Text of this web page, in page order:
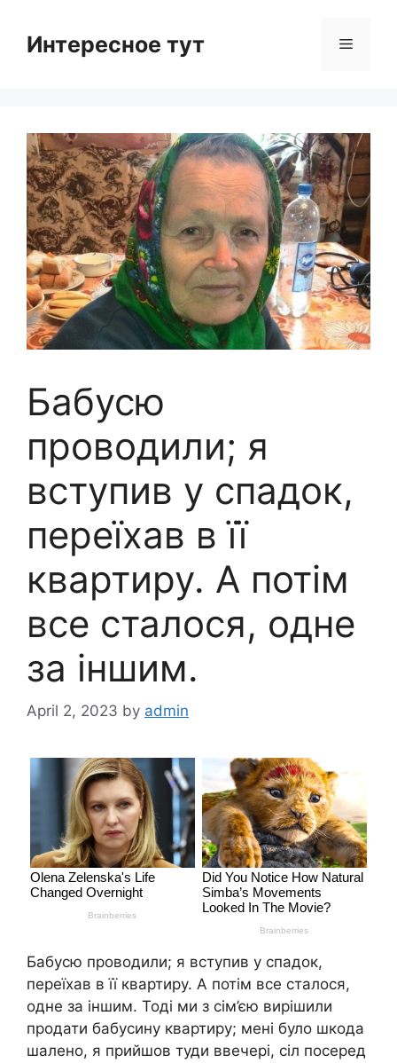
contentИнтересное тут Menu
Бабусю
проводили; я
вступив у спадок,
переїхав в її
квартиру. А потім
все сталося, одне
за іншим.
April 2, 2023 by admin
Бабусю проводили; я вступив у спадок,
переїхав в її квартиру. А потім все сталося,
одне за іншим. Тоді ми з сім’єю вирішили
продати бабусину квартиру; мені було шкода
шалено, я прийшов туди ввечері, сіл посеред